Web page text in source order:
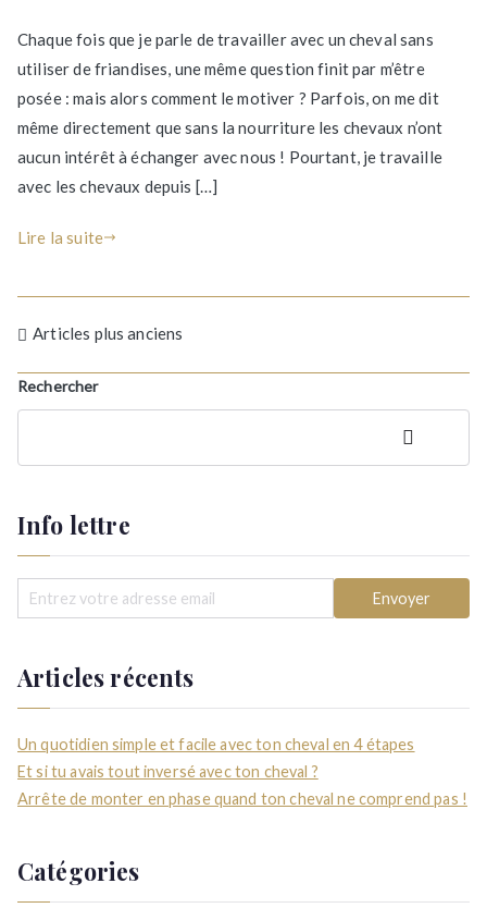
friandises,
comment
motiver
son
cheval
Chaque fois que je parle de travailler avec un cheval sans
utiliser de friandises, une même question finit par m’être
posée : mais alors comment le motiver ? Parfois, on me dit
même directement que sans la nourriture les chevaux n’ont
aucun intérêt à échanger avec nous ! Pourtant, je travaille
avec les chevaux depuis […]
Lire la suite
Navigation
des
Articles plus anciens
Rechercher
Rechercher
Info lettre
Articles récents
Un quotidien simple et facile avec ton cheval en 4 étapes
Et si tu avais tout inversé avec ton cheval ?
Arrête de monter en phase quand ton cheval ne comprend pas !
Catégories